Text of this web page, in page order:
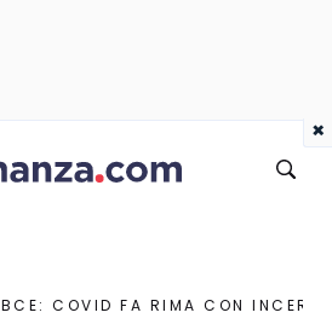
BCE: COVID FA RIMA CON
×